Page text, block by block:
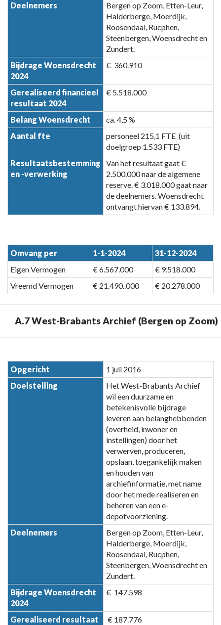
Deelnemers
Bergen op Zoom, Etten-Leur,
Halderberge, Moerdijk,
Roosendaal, Rucphen,
Steenbergen, Woensdrecht en
Zundert.
Bijdrage Woensdrecht
2024
€ 360.910
Gerealiseerd financieel
resultaat 2024
€ 5.518.000
Belang Woensdrecht
ca. 4,5 %
Aantal fte
personeel 215,1 FTE (uit
doelgroep 1.533 FTE)
Resultaatsbestemming
en -verwerking
Van het resultaat gaat €
2.500.000 naar de algemene
reserve. € 3.018.000 gaat naar
de deelnemers. Woensdrecht
ontvangt hiervan € 133.894.
Omvang per 1-1-2024
31-12-2024
Eigen Vermogen
€ 6.567.000
€ 9.518.000
Vreemd Vermogen
€ 21.490..000 € 20.278.000
A.7 West-Brabants Archief (Bergen op Zoom)
naar
navigatie
Zoom)
Opgericht
1 juli 2016
Doelstelling
Het West-Brabants Archief
wil een duurzame en
betekenisvolle bijdrage
leveren aan belanghebbenden
(overheid, inwoner en
instellingen) door het
verwerven, produceren,
opslaan, toegankelijk maken
en houden van
archiefinformatie, met name
door het mede realiseren en
beheren van een e-
depotvoorziening.
Deelnemers
Bergen op Zoom, Etten-Leur,
Halderberge, Moerdijk,
Roosendaal, Rucphen,
Steenbergen, Woensdrecht en
Zundert.
Bijdrage Woensdrecht
2024
€ 147.598
Gerealiseerd resultaat
€ 187.776